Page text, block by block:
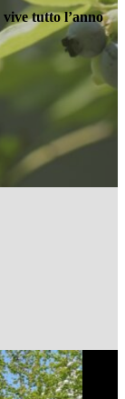
tutto l’anno